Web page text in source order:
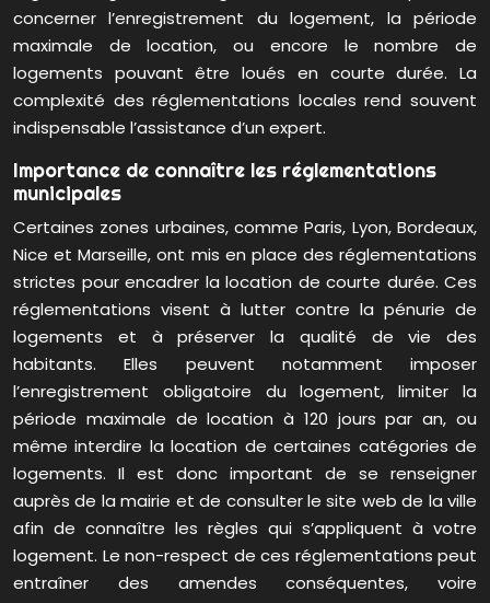
concerner l’enregistrement du logement, la période
maximale de location, ou encore le nombre de
logements pouvant être loués en courte durée. La
complexité des réglementations locales rend souvent
indispensable l’assistance d’un expert.
Importance de connaître les réglementations
municipales
Certaines zones urbaines, comme Paris, Lyon, Bordeaux,
Nice et Marseille, ont mis en place des réglementations
strictes pour encadrer la location de courte durée. Ces
réglementations visent à lutter contre la pénurie de
logements et à préserver la qualité de vie des
habitants. Elles peuvent notamment imposer
l’enregistrement obligatoire du logement, limiter la
période maximale de location à 120 jours par an, ou
même interdire la location de certaines catégories de
logements. Il est donc important de se renseigner
auprès de la mairie et de consulter le site web de la ville
afin de connaître les règles qui s’appliquent à votre
logement. Le non-respect de ces réglementations peut
entraîner des amendes conséquentes, voire